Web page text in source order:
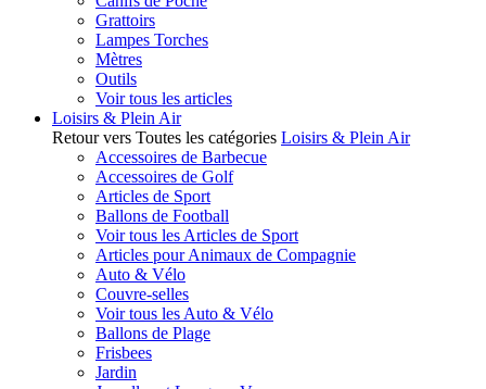
Grattoirs
Lampes Torches
Mètres
Outils
Voir tous les articles
Loisirs & Plein Air
Retour vers Toutes les catégories Loisirs & Plein Air
Accessoires de Barbecue
Accessoires de Golf
Articles de Sport
Ballons de Football
Voir tous les Articles de Sport
Articles pour Animaux de Compagnie
Auto & Vélo
Couvre-selles
Voir tous les Auto & Vélo
Ballons de Plage
Frisbees
Jardin